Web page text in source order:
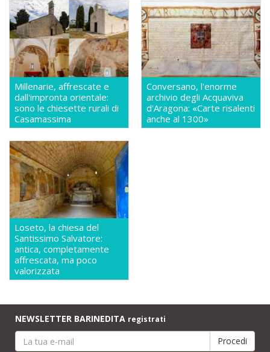
Millenarie, affrescate e
dall'impronta orientale:
sono le chiesette rurali di
Casamassima
Conversano, l'enorme
archivio degli Acquaviva
d'Aragona: «Carte risalenti
anche al 1300»
Loseto, la chiesa del
Santissimo Salvatore:
antica, completamente
affrescata, ma poco
valorizzata
NEWSLETTER BARINEDITA registrati